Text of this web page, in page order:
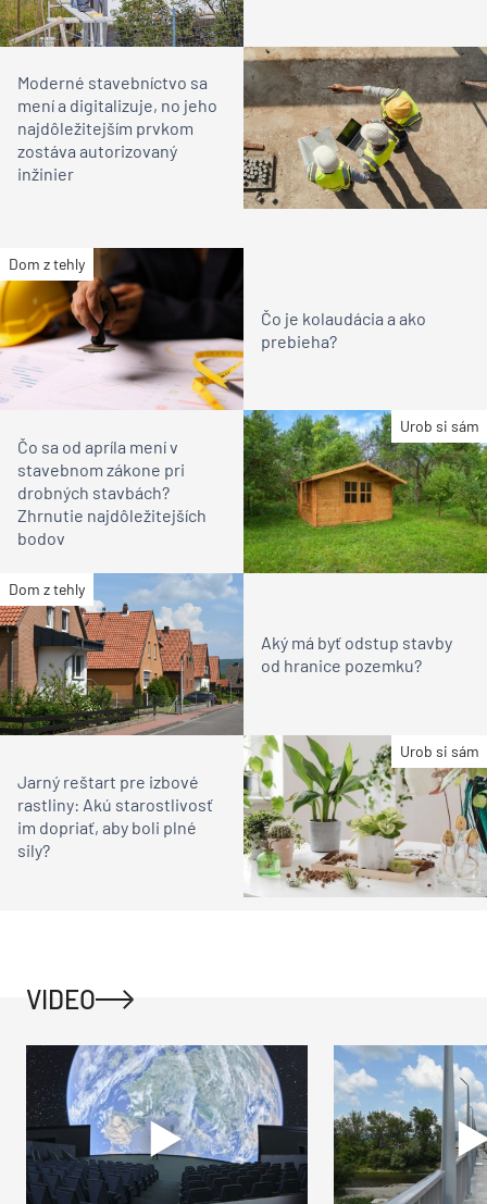
Moderné stavebníctvo sa
mení a digitalizuje, no jeho
najdôležitejším prvkom
zostáva autorizovaný
inžinier
Dom z tehly
Čo je kolaudácia a ako
prebieha?
Urob si sám
Čo sa od apríla mení v
stavebnom zákone pri
drobných stavbách?
Zhrnutie najdôležitejších
bodov
Dom z tehly
Aký má byť odstup stavby
od hranice pozemku?
Urob si sám
Jarný reštart pre izbové
rastliny: Akú starostlivosť
im dopriať, aby boli plné
sily?
VIDEO